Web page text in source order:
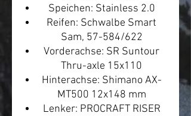
Speichen: Stainless 2.0
Reifen: Schwalbe Smart
Sam, 57-584/622
Vorderachse: SR Suntour
Thru-axle 15x110
Hinterachse: Shimano AX-
MT500 12x148 mm
Lenker: PROCRAFT RISER